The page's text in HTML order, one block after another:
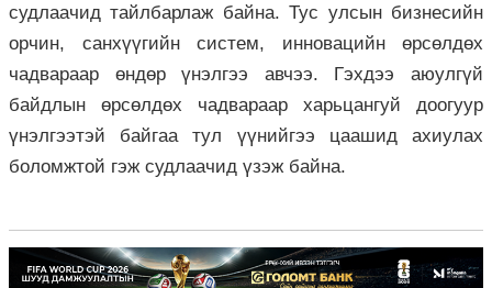
судлаачид тайлбарлаж байна. Тус улсын бизнесийн
орчин, санхүүгийн систем, инновацийн өрсөлдөх
чадвараар өндөр үнэлгээ авчээ. Гэхдээ аюулгүй
байдлын өрсөлдөх чадвараар харьцангуй доогуур
үнэлгээтэй байгаа тул үүнийгээ цаашид ахиулах
боломжтой гэж судлаачид үзэж байна.